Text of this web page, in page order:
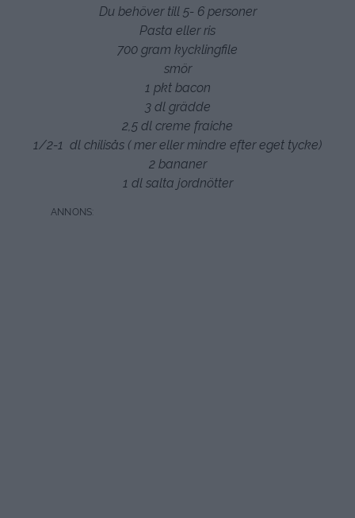
Du behöver till 5- 6 personer
Pasta eller ris
700 gram kycklingfile
smör
1 pkt bacon
3 dl grädde
2,5 dl creme fraiche
1/2-1 dl chilisås ( mer eller mindre efter eget tycke)
2 bananer
1 dl salta jordnötter